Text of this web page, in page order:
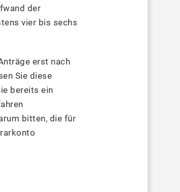
der
vier bis sechs
erst nach
Sie diese
bereits ein
bitten, die für